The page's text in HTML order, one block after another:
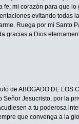
mi corazón para que
evitando
Ruega por mi
gracias a Dios
de ABOGADO DE
Jesucristo, por la
a tu poderosa
que convenga a la